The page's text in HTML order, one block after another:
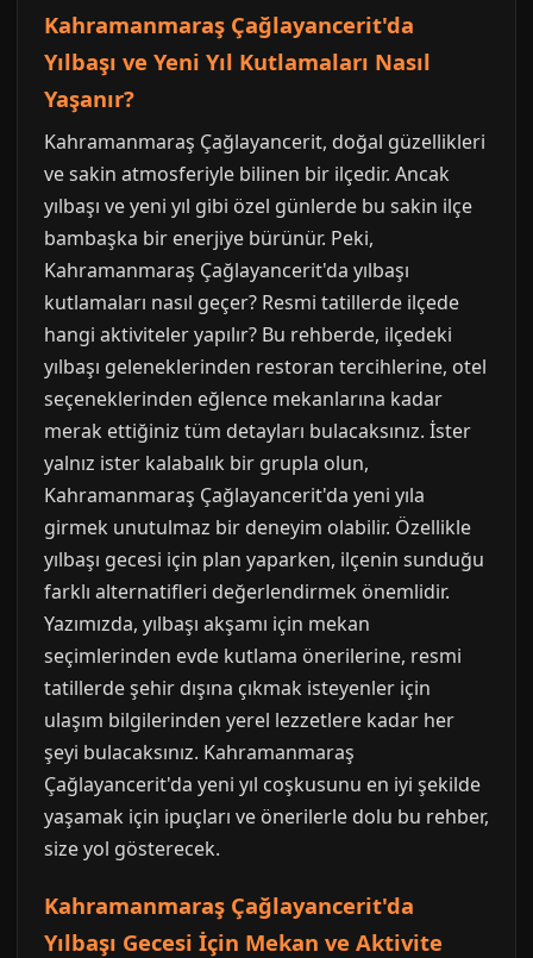
Kahramanmaraş Çağlayancerit'da
Yılbaşı ve Yeni Yıl Kutlamaları Nasıl
Yaşanır?
Kahramanmaraş Çağlayancerit, doğal güzellikleri
ve sakin atmosferiyle bilinen bir ilçedir. Ancak
yılbaşı ve yeni yıl gibi özel günlerde bu sakin ilçe
bambaşka bir enerjiye bürünür. Peki,
Kahramanmaraş Çağlayancerit'da yılbaşı
kutlamaları nasıl geçer? Resmi tatillerde ilçede
hangi aktiviteler yapılır? Bu rehberde, ilçedeki
yılbaşı geleneklerinden restoran tercihlerine, otel
seçeneklerinden eğlence mekanlarına kadar
merak ettiğiniz tüm detayları bulacaksınız. İster
yalnız ister kalabalık bir grupla olun,
Kahramanmaraş Çağlayancerit'da yeni yıla
girmek unutulmaz bir deneyim olabilir. Özellikle
yılbaşı gecesi için plan yaparken, ilçenin sunduğu
farklı alternatifleri değerlendirmek önemlidir.
Yazımızda, yılbaşı akşamı için mekan
seçimlerinden evde kutlama önerilerine, resmi
tatillerde şehir dışına çıkmak isteyenler için
ulaşım bilgilerinden yerel lezzetlere kadar her
şeyi bulacaksınız. Kahramanmaraş
Çağlayancerit'da yeni yıl coşkusunu en iyi şekilde
yaşamak için ipuçları ve önerilerle dolu bu rehber,
size yol gösterecek.
Kahramanmaraş Çağlayancerit'da
Yılbaşı Gecesi İçin Mekan ve Aktivite